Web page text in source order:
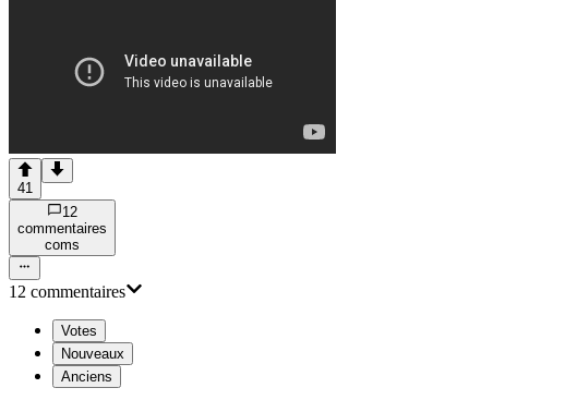
41
12
commentaires
coms
12 commentaires
Votes
Nouveaux
Anciens